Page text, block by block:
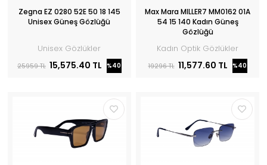
Zegna EZ 0280 52E 50 18 145
Unisex Güneş Gözlüğü
Unisex Gözlükler
25959 TL 15,575.40 TL %40
Max Mara MILLER7 MM0162 01A
54 15 140 Kadın Güneş
Gözlüğü
Kadın Optik Gözlükler
19296 TL 11,577.60 TL %40